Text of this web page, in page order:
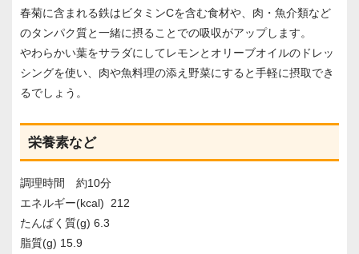
春菊に含まれる鉄はビタミンCを含む食材や、肉・魚介類など
のタンパク質と一緒に摂ることでの吸収がアップします。
やわらかい葉をサラダにしてレモンとオリーブオイルのドレッ
シングを使い、肉や魚料理の添え野菜にすると手軽に摂取でき
るでしょう。
栄養素など
調理時間 約10分
エネルギー(kcal) 212
たんぱく質(g) 6.3
脂質(g) 15.9